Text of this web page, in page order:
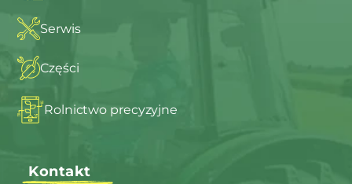
Serwis
Części
Rolnictwo precyzyjne
Kontakt